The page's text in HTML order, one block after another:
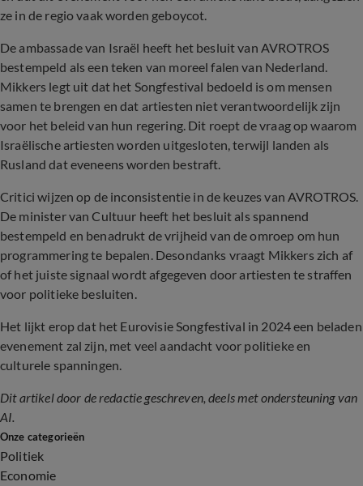
ze in de regio vaak worden geboycot.
De ambassade van Israël heeft het besluit van AVROTROS
bestempeld als een teken van moreel falen van Nederland.
Mikkers legt uit dat het Songfestival bedoeld is om mensen
samen te brengen en dat artiesten niet verantwoordelijk zijn
voor het beleid van hun regering. Dit roept de vraag op waarom
Israëlische artiesten worden uitgesloten, terwijl landen als
Rusland dat eveneens worden bestraft.
Critici wijzen op de inconsistentie in de keuzes van AVROTROS.
De minister van Cultuur heeft het besluit als spannend
bestempeld en benadrukt de vrijheid van de omroep om hun
programmering te bepalen. Desondanks vraagt Mikkers zich af
of het juiste signaal wordt afgegeven door artiesten te straffen
voor politieke besluiten.
Het lijkt erop dat het Eurovisie Songfestival in 2024 een beladen
evenement zal zijn, met veel aandacht voor politieke en
culturele spanningen.
Dit artikel door de redactie geschreven, deels met ondersteuning van
AI.
Onze categorieën
Politiek
Economie